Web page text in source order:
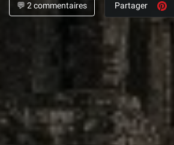
💬 2 commentaires Partager